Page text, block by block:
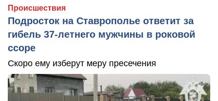
Происшествия
Подросток на Ставрополье ответит за
гибель 37-летнего мужчины в роковой
ссоре
Скоро ему изберут меру пресечения